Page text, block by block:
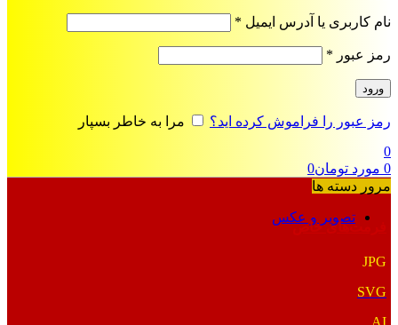
نام کاربری یا آدرس ایمیل *
رمز عبور *
ورود
رمز عبور را فراموش کرده اید؟
مرا به خاطر بسپار
0
0 مورد تومان0
مرور دسته ها
تصویر و عکس
فرمت‌های خاص
JPG
SVG
AI